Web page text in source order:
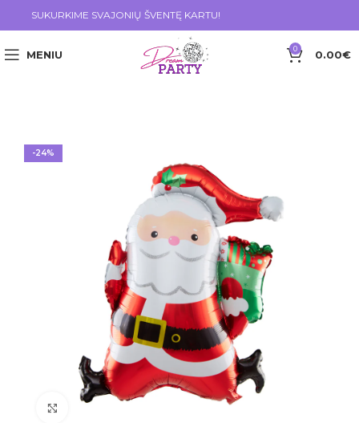
SUKURKIME SVAJONIŲ ŠVENTĘ KARTU!
MENIU 0 0.00€
-24%